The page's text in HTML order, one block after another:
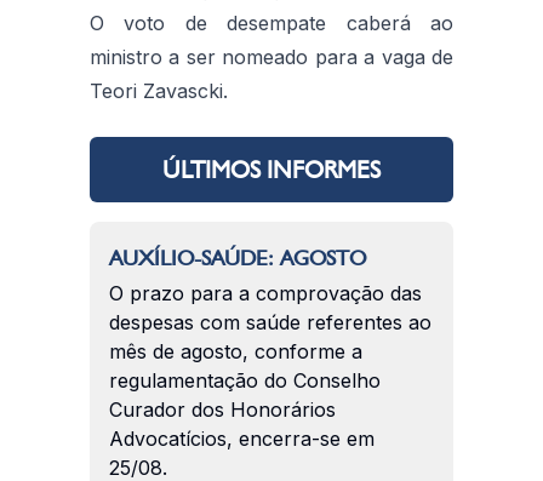
O voto de desempate caberá ao
ministro a ser nomeado para a vaga de
Teori Zavascki.
ÚLTIMOS INFORMES
AUXÍLIO-SAÚDE: AGOSTO
O prazo para a comprovação das
despesas com saúde referentes ao
mês de agosto, conforme a
regulamentação do Conselho
Curador dos Honorários
Advocatícios, encerra-se em
25/08.